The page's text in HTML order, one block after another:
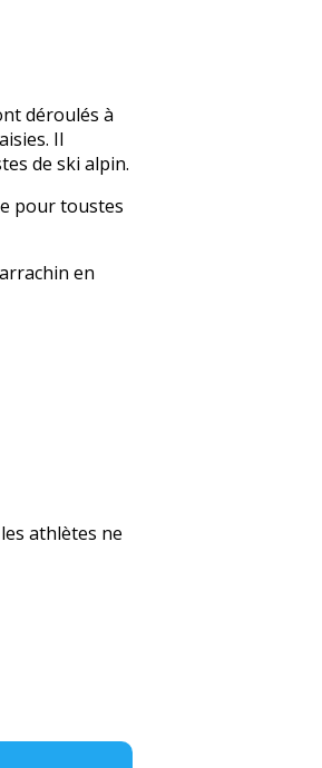
déroulés à
Il
de ski alpin.
pour toustes
en
athlètes ne